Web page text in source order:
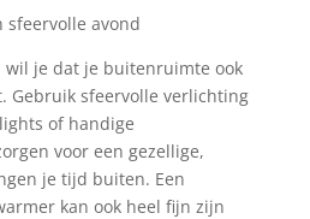
sfeervolle avond
wil je dat je buitenruimte ook
Gebruik sfeervolle verlichting
of handige
voor een gezellige,
je tijd buiten. Een
kan ook heel fijn zijn